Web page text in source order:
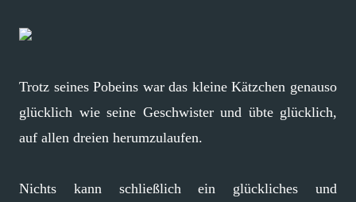
Trotz seines Pobeins war das kleine Kätzchen genauso
glücklich wie seine Geschwister und übte glücklich,
auf allen dreien herumzulaufen.
Nichts kann schließlich ein glückliches und